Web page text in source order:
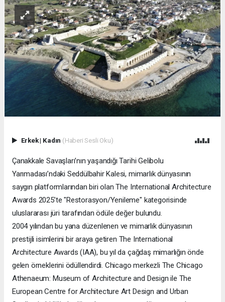
Erkek| Kadın (Haberi Sesli Oku)
Çanakkale Savaşları’nın yaşandığı Tarihi Gelibolu
Yarımadası’ndaki Seddülbahir Kalesi, mimarlık dünyasının
saygın platformlarından biri olan The International Architecture
Awards 2025’te "Restorasyon/Yenileme" kategorisinde
uluslararası jüri tarafından ödüle değer bulundu.
2004 yılından bu yana düzenlenen ve mimarlık dünyasının
prestijli isimlerini bir araya getiren The International
Architecture Awards (IAA), bu yıl da çağdaş mimarlığın önde
gelen örneklerini ödüllendirdi. Chicago merkezli The Chicago
Athenaeum: Museum of Architecture and Design ile The
European Centre for Architecture Art Design and Urban